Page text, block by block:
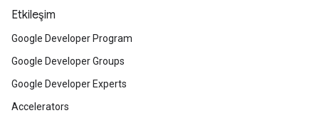
Etkileşim
Google Developer Program
Google Developer Groups
Google Developer Experts
Accelerators